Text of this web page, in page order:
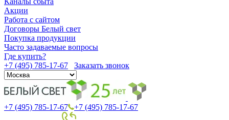
Акции
Работа с сайтом
Договоры Белый свет
Покупка продукции
Часто задаваемые вопросы
Где купить?
+7 (495) 785-17-67
Заказать звонок
+7 (495) 785-17-67
+7 (495) 785-17-67